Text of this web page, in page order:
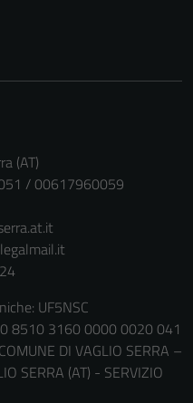
(AT)
/ 00617960059
UF5NSC
8510 3160 0000 0020 041
DI VAGLIO SERRA –
SERRA (AT) - SERVIZIO